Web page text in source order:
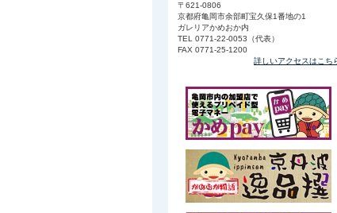
〒621-0806
京都府亀岡市余部町宝久保1番地の1
ガレリアかめおか内
TEL 0771-22-0053（代表）
FAX 0771-25-1200
詳しいアクセスはこち